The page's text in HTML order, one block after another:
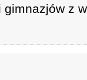
gimnazjów z